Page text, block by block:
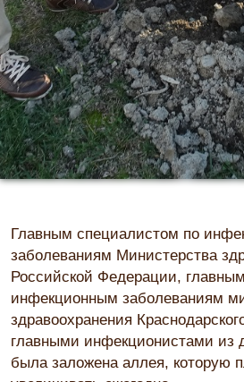
Главным специалистом по
заболеваниям Министерства
Российской Федерации,
инфекционным заболеваниям
здравоохранения
главными инфекционистами из
была заложена аллея, которую